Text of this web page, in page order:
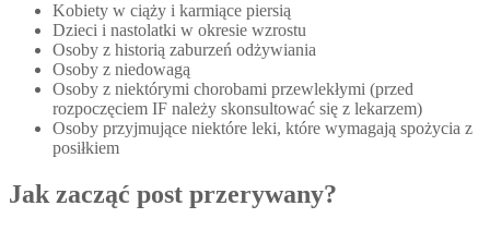
Kobiety w ciąży i karmiące piersią
Dzieci i nastolatki w okresie wzrostu
Osoby z historią zaburzeń odżywiania
Osoby z niedowagą
Osoby z niektórymi chorobami przewlekłymi (przed
rozpoczęciem IF należy skonsultować się z lekarzem)
Osoby przyjmujące niektóre leki, które wymagają spożycia z
posiłkiem
Jak zacząć post przerywany?